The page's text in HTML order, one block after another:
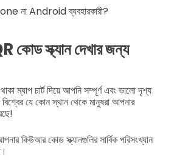
না Android ব্যবহারকারী?
কোড স্ক্যান দেখার জন্য
ম্যাপ চার্ট দিয়ে আপনি সম্পূর্ণ এবং ভালো দৃশ্য
যে কোন স্থান থেকে মানুষরা আপনার
কিউআর কোড স্ক্যানগুলির সার্বিক পরিসংখ্যান